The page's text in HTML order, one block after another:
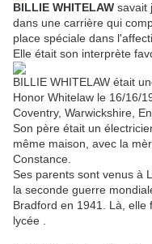
BILLIE WHITELAW savait
dans une carrière qui
place spéciale dans
Elle était son interprète
BILLIE WHITELAW était
Honor Whitelaw le 16/16/
Coventry, Warwickshire,
Son père était un
même maison, avec la
Constance.
Ses parents sont venus à
la seconde guerre
Bradford en 1941. Là, elle
lycée .